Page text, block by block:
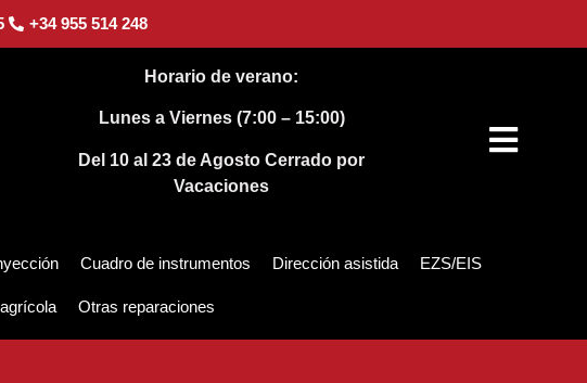
+34 955 514 248
Horario de verano:
Lunes a Viernes (7:00 – 15:00)
Del 10 al 23 de AgostoCerrado por
Vacaciones
Cuadro de instrumentos Dirección asistida EZS/EIS
Otras reparaciones